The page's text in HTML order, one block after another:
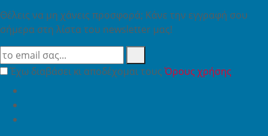
Θέλεις να μη χάνεις προσφορά; Κάνε την εγγραφή σου
σήμερα στη λίστα του newsletter μας!
Έχω διαβάσει κι αποδέχομαι τουςΌρους χρήσης